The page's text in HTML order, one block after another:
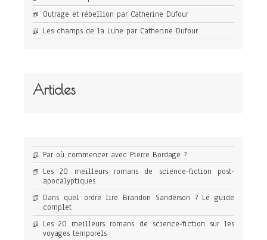
Outrage et rébellion par Catherine Dufour
Les champs de la Lune par Catherine Dufour
Articles
Par où commencer avec Pierre Bordage ?
Les 20 meilleurs romans de science-fiction post-
apocalyptiques
Dans quel ordre lire Brandon Sanderson ? Le guide
complet
Les 20 meilleurs romans de science-fiction sur les
voyages temporels